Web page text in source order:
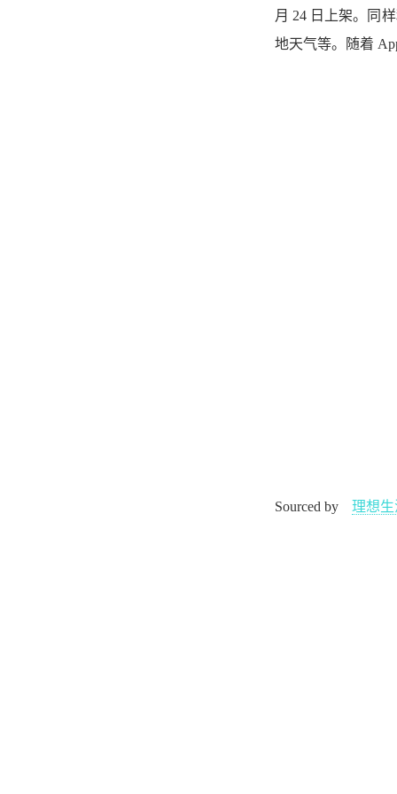
月 24 日上架。同
地天气等。随着
Sourced by 理想